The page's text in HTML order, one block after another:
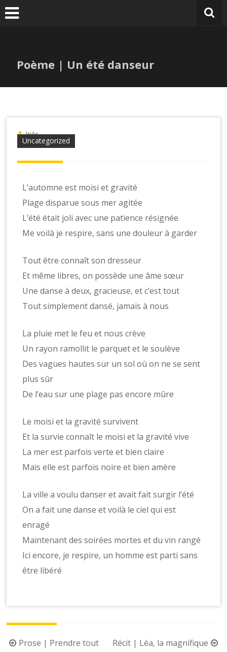
Poème | Un été danseur
Uncategorized
Inès
L’automne est moisi et gravité
Plage disparue sous mer agitée
L’été était joli avec une patience résignée
Me voilà je respire, sans une douleur à garder
Tout être connaît son dresseur
Et même libres, on possède une âme sœur
Une danse à deux, gracieuse, et c’est tout
Tout simplement dansé, jamais à nous
La pluie met le feu et nous crève
Un rayon ramollit le parquet et le soulève
Des vagues hautes sur un sol où on ne se sent
plus sûr
De l’eau sur une plage pas encore mûre
Le moisi et la gravité survivent
Et la survie connaît le moisi et la gravité vive
La mer est parfois verte et bien claire
Mais elle est parfois noire et bien amère
La ville a voulu danser et avait fait surgir l’été
On a fait une danse et voilà le ciel qui est
enragé
Maintenant des soirées mortes et du vin rangé
Ici encore, je respire, un homme est parti sans
être libéré
Prose | Prendre tout Récit | Léa, la magnifique